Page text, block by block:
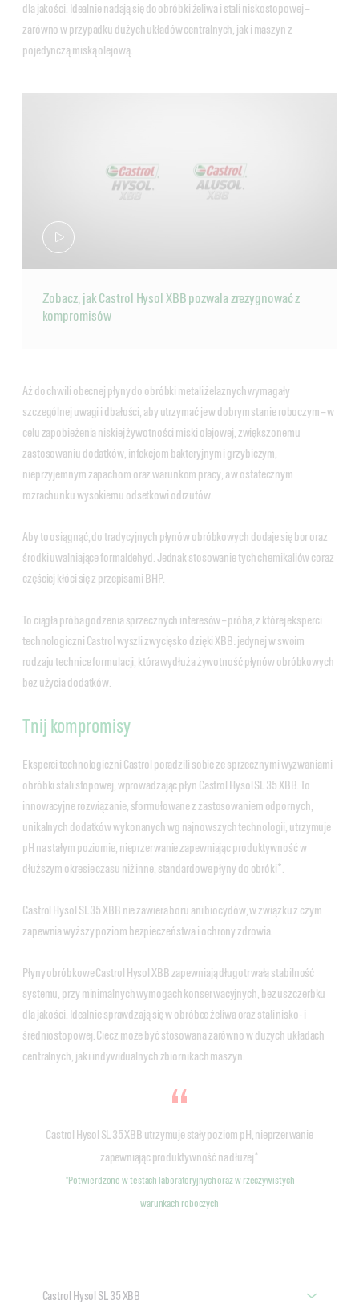
dla jakości. Idealnie nadają się do obróbki żeliwa i stali niskostopowej –
zarówno w przypadku dużych układów centralnych, jak i maszyn z
pojedynczą miską olejową.
Zobacz, jak Castrol Hysol XBB pozwala zrezygnować z
kompromisów
Aż do chwili obecnej płyny do obróbki metali żelaznych wymagały
szczególnej uwagi i dbałości, aby utrzymać je w dobrym stanie roboczym – w
celu zapobieżenia niskiej żywotności miski olejowej, zwiększonemu
zastosowaniu dodatków, infekcjom bakteryjnym i grzybiczym,
nieprzyjemnym zapachom oraz warunkom pracy, a w ostatecznym
rozrachunku wysokiemu odsetkowi odrzutów.
Aby to osiągnąć, do tradycyjnych płynów obróbkowych dodaje się bor oraz
środki uwalniające formaldehyd. Jednak stosowanie tych chemikaliów coraz
częściej kłóci się z przepisami BHP.
To ciągła próba godzenia sprzecznych interesów – próba, z której eksperci
technologiczni Castrol wyszli zwycięsko dzięki XBB: jedynej w swoim
rodzaju technice formulacji, która wydłuża żywotność płynów obróbkowych
bez użycia dodatków.
Tnij kompromisy
Eksperci technologiczni Castrol poradzili sobie ze sprzecznymi wyzwaniami
obróbki stali stopowej, wprowadzając płyn Castrol Hysol SL 35 XBB. To
innowacyjne rozwiązanie, sformułowane z zastosowaniem odpornych,
unikalnych dodatków wykonanych wg najnowszych technologii, utrzymuje
pH na stałym poziomie, nieprzerwanie zapewniając produktywność w
dłuższym okresie czasu niż inne, standardowe płyny do obróki*.
Castrol Hysol SL 35 XBB nie zawiera boru ani biocydów, w związku z czym
zapewnia wyższy poziom bezpieczeństwa i ochrony zdrowia.
Płyny obróbkowe Castrol Hysol XBB zapewniają długotrwałą stabilność
systemu, przy minimalnych wymogach konserwacyjnych, bez uszczerbku
dla jakości. Idealnie sprawdzają się w obróbce żeliwa oraz stali nisko- i
średniostopowej. Ciecz może być stosowana zarówno w dużych układach
centralnych, jak i indywidualnych zbiornikach maszyn.
Castrol Hysol SL 35 XBB utrzymuje stały poziom pH, nieprzerwanie
zapewniając produktywność na dłużej*
*Potwierdzone w testach laboratoryjnych oraz w rzeczywistych
warunkach roboczych
Castrol Hysol SL 35 XBB